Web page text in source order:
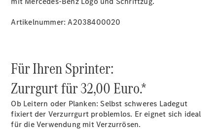
Sterne
Digitale
Wartung für
Benz
Transporter.
Artikelnummer: A2038400020
Für Ihren Sprinter:
Zurrgurt für 32,00 Euro.*
Ob Leitern oder Planken: Selbst schweres Ladegut
fixiert der Verzurrgurt problemlos. Er eignet sich ideal
für die Verwendung mit Verzurrösen.